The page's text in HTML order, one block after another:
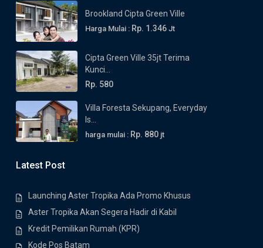
Brookland Cipta Green Ville
Harga Mulai : Rp. 1.346 Jt
Cipta Green Ville 35jt Terima
Kunci...
Rp. 580
Villa Foresta Sekupang, Everyday
Is...
harga mulai : Rp. 880 jt
Latest Post
Launching Aster Tropika Ada Promo Khusus
Aster Tropika Akan Segera Hadir di Kabil
Kredit Pemilikan Rumah (KPR)
Kode Pos Batam